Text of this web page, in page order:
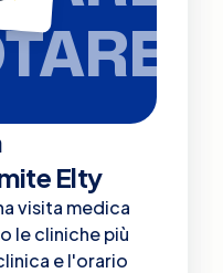
Elty
visita medica
le cliniche più
e l'orario